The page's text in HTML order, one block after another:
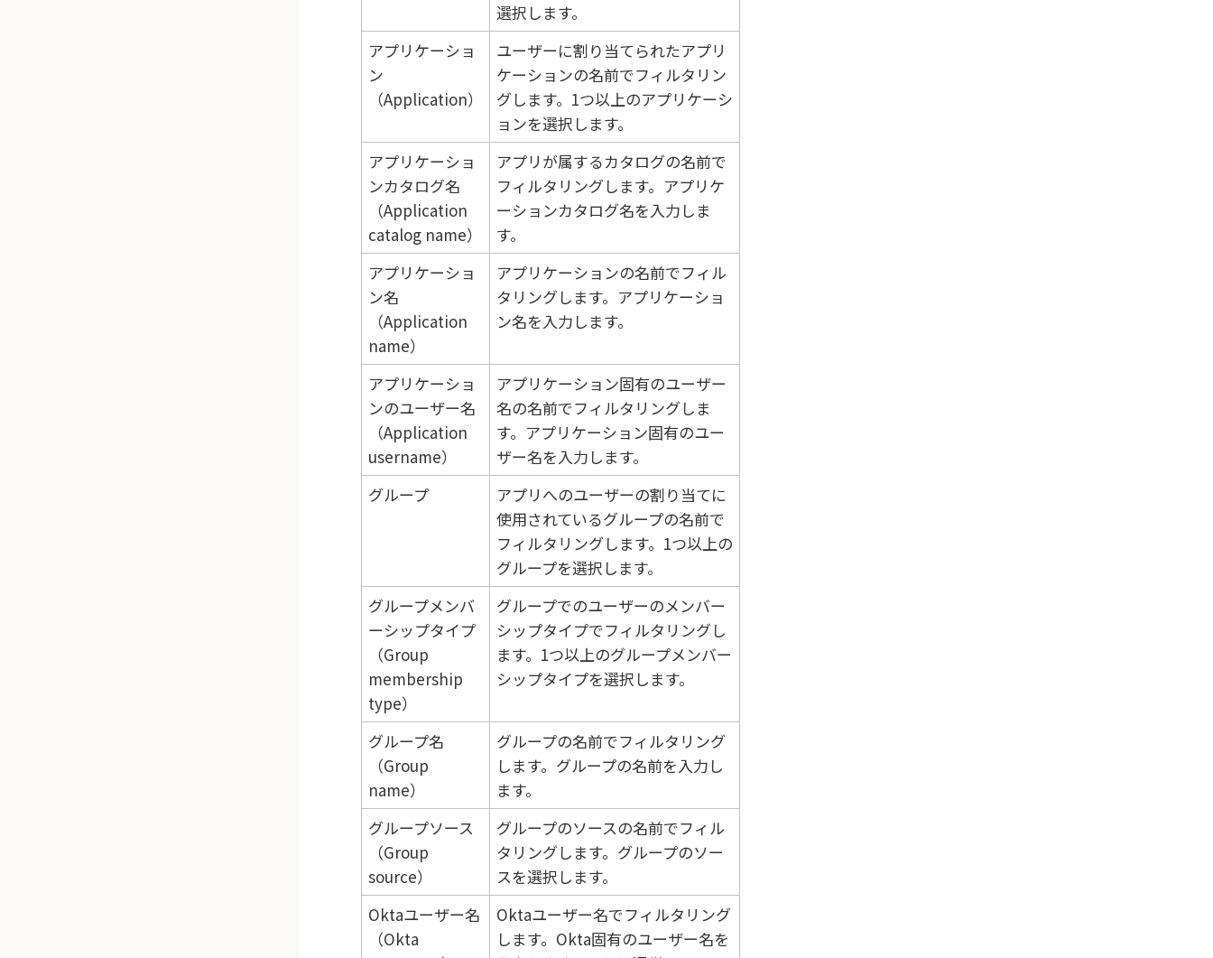
選択します。
アプリケーショ
ン
（Application）
ユーザーに割り当てられたアプリ
ケーションの名前でフィルタリン
グします。1つ以上のアプリケーシ
ョンを選択します。
アプリケーショ
ンカタログ名
（Application
catalog name）
アプリが属するカタログの名前で
フィルタリングします。アプリケ
ーションカタログ名を入力しま
す。
アプリケーショ
ン名
（Application
name）
アプリケーションの名前でフィル
タリングします。アプリケーショ
ン名を入力します。
アプリケーショ
ンのユーザー名
（Application
username）
アプリケーション固有のユーザー
名の名前でフィルタリングしま
す。アプリケーション固有のユー
ザー名を入力します。
グループ
アプリへのユーザーの割り当てに
使用されているグループの名前で
フィルタリングします。1つ以上の
グループを選択します。
グループメンバ
ーシップタイプ
（Group
membership
type）
グループでのユーザーのメンバー
シップタイプでフィルタリングし
ます。1つ以上のグループメンバー
シップタイプを選択します。
グループ名
（Group
name）
グループの名前でフィルタリング
します。グループの名前を入力し
ます。
グループソース
（Group
source）
グループのソースの名前でフィル
タリングします。グループのソー
スを選択します。
Oktaユーザー名
（Okta
Oktaユーザー名でフィルタリング
します。Okta固有のユーザー名を